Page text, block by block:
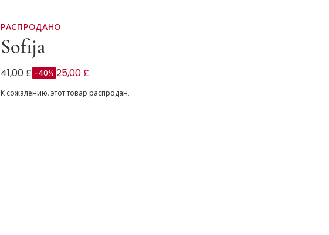
РАСПРОДАНО
Sofija
Комплект из белого топа и голубых шорт
41,00 £ -40% 25,00 £
К сожалению, этот товар распродан.